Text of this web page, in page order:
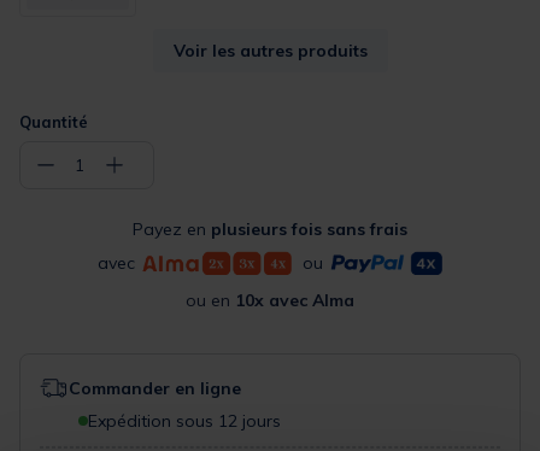
Voir les autres produits
Quantité
− 1 +
Payez en plusieurs fois sans frais
avec
ou
ou en 10x avec Alma
Commander en ligne
Expédition sous 12 jours